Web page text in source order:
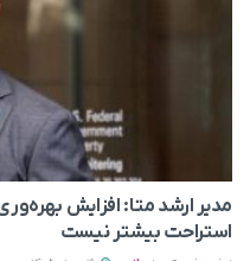
مدیر ارشد متا: افزایش
استراحت بیشتر نیست